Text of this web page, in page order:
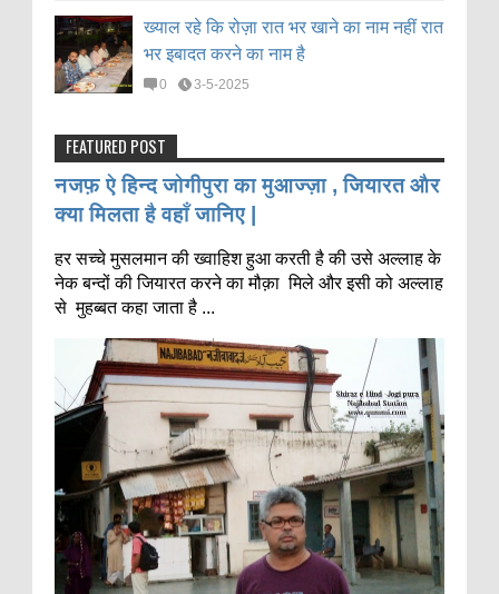
ख्याल रहे कि रोज़ा रात भर खाने का नाम नहीं रात
भर इबादत करने का नाम है
0 3-5-2025
FEATURED POST
नजफ़ ऐ हिन्द जोगीपुरा का मुआज्ज़ा , जियारत और
क्या मिलता है वहाँ जानिए |
हर सच्चे मुसलमान की ख्वाहिश हुआ करती है की उसे अल्लाह के
नेक बन्दों की जियारत करने का मौक़ा मिले और इसी को अल्लाह
से मुहब्बत कहा जाता है ...